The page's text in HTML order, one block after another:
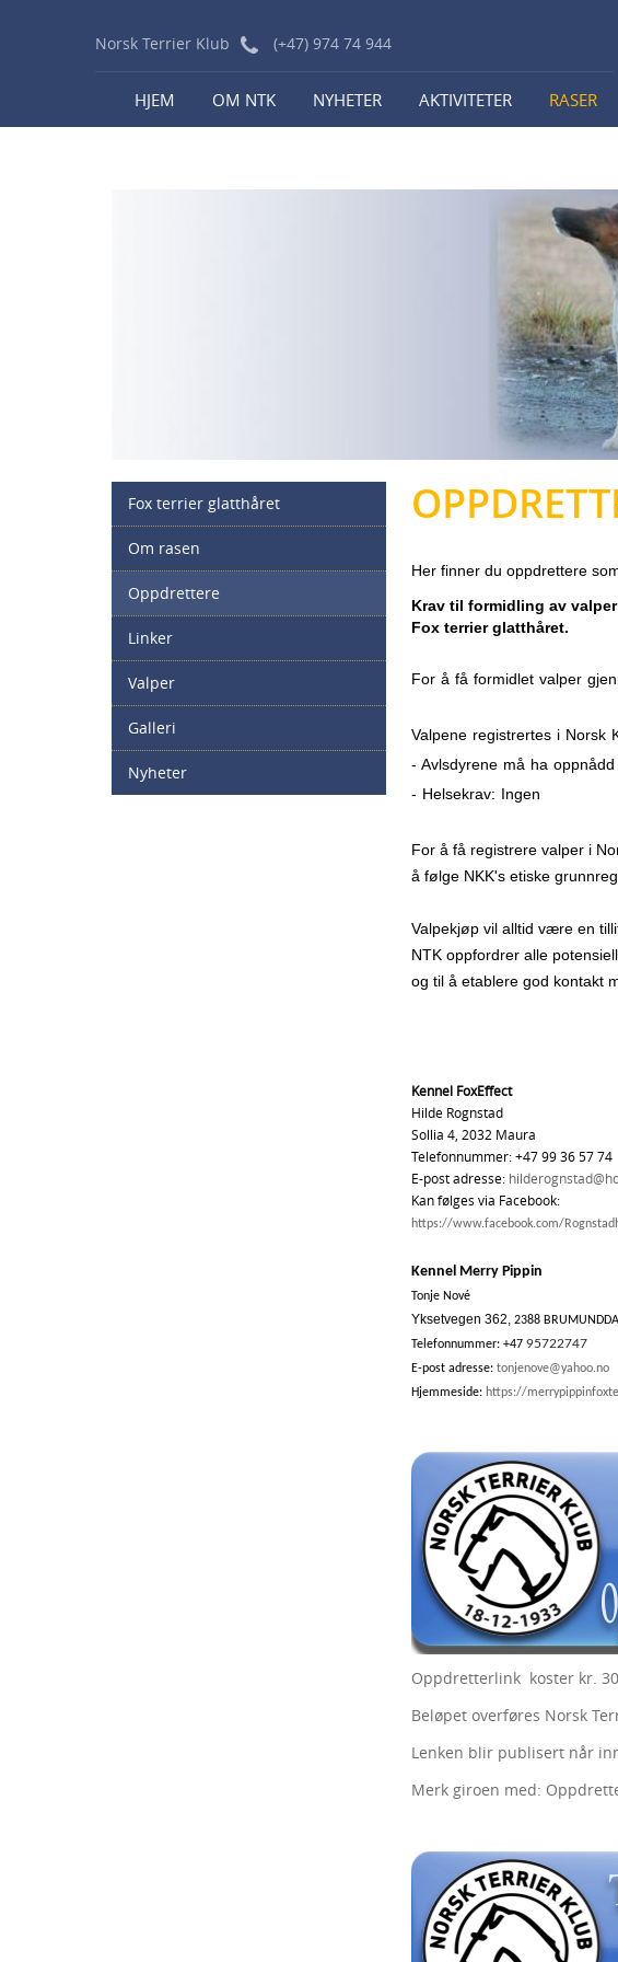
Norsk Terrier Klub (+47) 974 74 944
HJEM OM NTK NYHETER AKTIVITETER RASER
Fox terrier glatthåret
Om rasen
Oppdrettere
Linker
Valper
Galleri
Nyheter
Her finner du oppdrettere
Krav til formidling av
Fox terrier glatthåret.
For å få formidlet valper
Valpene registrertes i Norsk
- Avlsdyrene må ha
- Helsekrav: Ingen
For å få registrere valper i
å følge NKK's etiske
Valpekjøp vil alltid være en
NTK oppfordrer alle
og til å etablere god kontakt
Kennel FoxEffect
Hilde Rognstad
Sollia 4, 2032 Maura
Telefonnummer: +47 99 36 57 74
E-post adresse:
Kan følges via Facebook:
https://www.facebook.com/
Kennel Merry Pippin
Tonje Nové
Yksetvegen 362, 2388
Telefonnummer: +47 95722747
E-post adresse: tonjenove@yahoo.no
Hjemmeside: https://
Oppdretterlink koster kr.
Beløpet overføres Norsk
Lenken blir publisert når
Merk giroen med: